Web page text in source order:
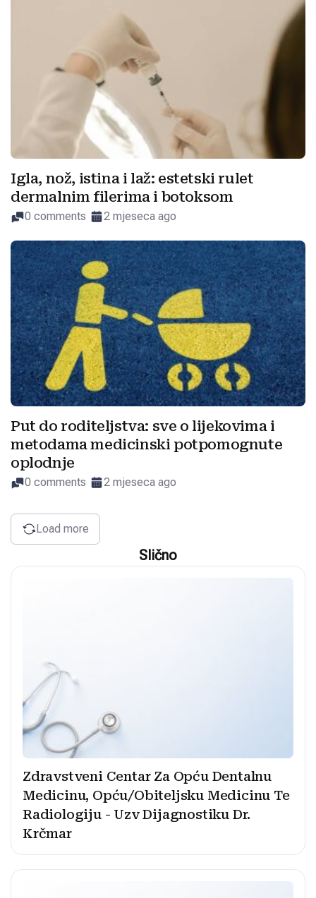
Igla, nož, istina i laž: estetski rulet
dermalnim filerima i botoksom
0 comments 2 mjeseca ago
Put do roditeljstva: sve o lijekovima i
metodama medicinski potpomognute
oplodnje
0 comments 2 mjeseca ago
Load more
Slično
Zdravstveni Centar Za Opću Dentalnu
Medicinu, Opću/Obiteljsku Medicinu Te
Radiologiju - Uzv Dijagnostiku Dr.
Krčmar